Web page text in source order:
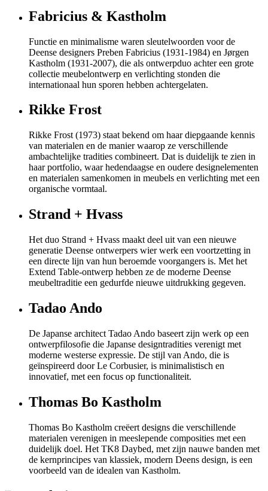
Fabricius & Kastholm
Functie en minimalisme waren sleutelwoorden voor de
Deense designers Preben Fabricius (1931-1984) en Jørgen
Kastholm (1931-2007), die als ontwerpduo achter een grote
collectie meubelontwerp en verlichting stonden die
internationaal hun sporen hebben achtergelaten.
Rikke Frost
Rikke Frost (1973) staat bekend om haar diepgaande kennis
van materialen en de manier waarop ze verschillende
ambachtelijke tradities combineert. Dat is duidelijk te zien in
haar portfolio, waar hedendaagse en oudere designelementen
en materialen samenkomen in meubels en verlichting met een
organische vormtaal.
Strand + Hvass
Het duo Strand + Hvass maakt deel uit van een nieuwe
generatie Deense ontwerpers wier werk een voortzetting in
een directe lijn van hun beroemde voorgangers is. Met het
Extend Table-ontwerp hebben ze de moderne Deense
meubeltraditie een gedurfde nieuwe uitdrukking gegeven.
Tadao Ando
De Japanse architect Tadao Ando baseert zijn werk op een
ontwerpfilosofie die Japanse designtradities verenigt met
moderne westerse expressie. De stijl van Ando, die is
geïnspireerd door Le Corbusier, is minimalistisch en
innovatief, met een focus op functionaliteit.
Thomas Bo Kastholm
Thomas Bo Kastholm creëert designs die verschillende
materialen verenigen in meeslepende composities met een
duidelijk doel. Het TK8 Daybed, met zijn nauwe banden met
de kernprincipes van klassiek, modern Deens design, is een
voorbeeld van de idealen van Kastholm.